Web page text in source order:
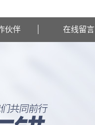
伙伴 在线留言